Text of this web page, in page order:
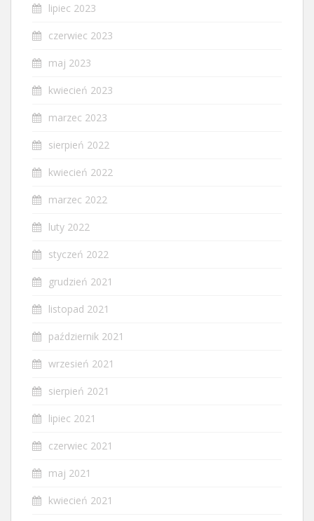
lipiec 2023
czerwiec 2023
maj 2023
kwiecień 2023
marzec 2023
sierpień 2022
kwiecień 2022
marzec 2022
luty 2022
styczeń 2022
grudzień 2021
listopad 2021
październik 2021
wrzesień 2021
sierpień 2021
lipiec 2021
czerwiec 2021
maj 2021
kwiecień 2021